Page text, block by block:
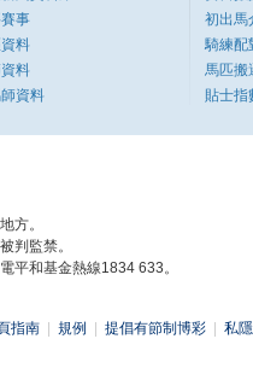
事
料
料
資料
初出馬
騎練配
馬匹搬
貼士指
方。
判監禁。
平和基金熱線1834 633。
指南 規例 提倡有節制博彩 私